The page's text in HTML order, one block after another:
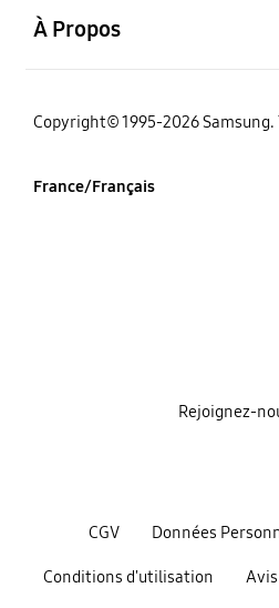
À Propos
‌Copyright© 1995-2026 Samsung.
France/Français
CGV Données
Conditions d'utilisation
Rejoignez-